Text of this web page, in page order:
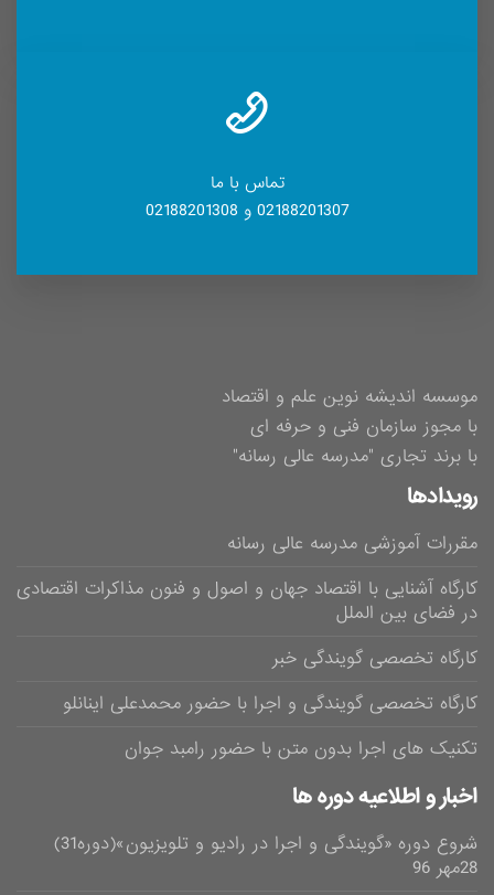
تماس با ما
02188201307 و 02188201308
موسسه اندیشه نوین علم و اقتصاد
با مجوز سازمان فنی و حرفه ای
با برند تجاری "مدرسه عالی رسانه"
رویدادها
مقررات آموزشی مدرسه عالی رسانه
کارگاه آشنایی با اقتصاد جهان و اصول و فنون مذاکرات اقتصادی
در فضای بین الملل
کارگاه تخصصی گویندگی خبر
کارگاه تخصصی گویندگی و اجرا با حضور محمدعلی اینانلو
تکنیک های اجرا بدون متن با حضور رامبد جوان
اخبار و اطلاعیه دوره ها
شروع دوره «گویندگی و اجرا در رادیو و تلویزیون»(دوره31)
28مهر 96